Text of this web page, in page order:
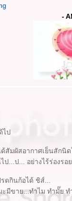
-
ไป
ด้สัมผัสอากาศเย็นสักนิ
ป... อย่างไร้ร่องรอย
ดกินก้อได้ ชิส์...
ขาย...ทำไม ทำมั๊ย ทำ